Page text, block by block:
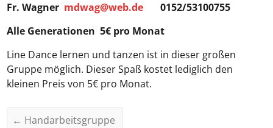
Fr. Wagner mdwag@web.de 0152/53100755
Alle Generationen 5€ pro Monat
Line Dance lernen und tanzen ist in dieser großen
Gruppe möglich. Dieser Spaß kostet lediglich den
kleinen Preis von 5€ pro Monat.
← Handarbeitsgruppe